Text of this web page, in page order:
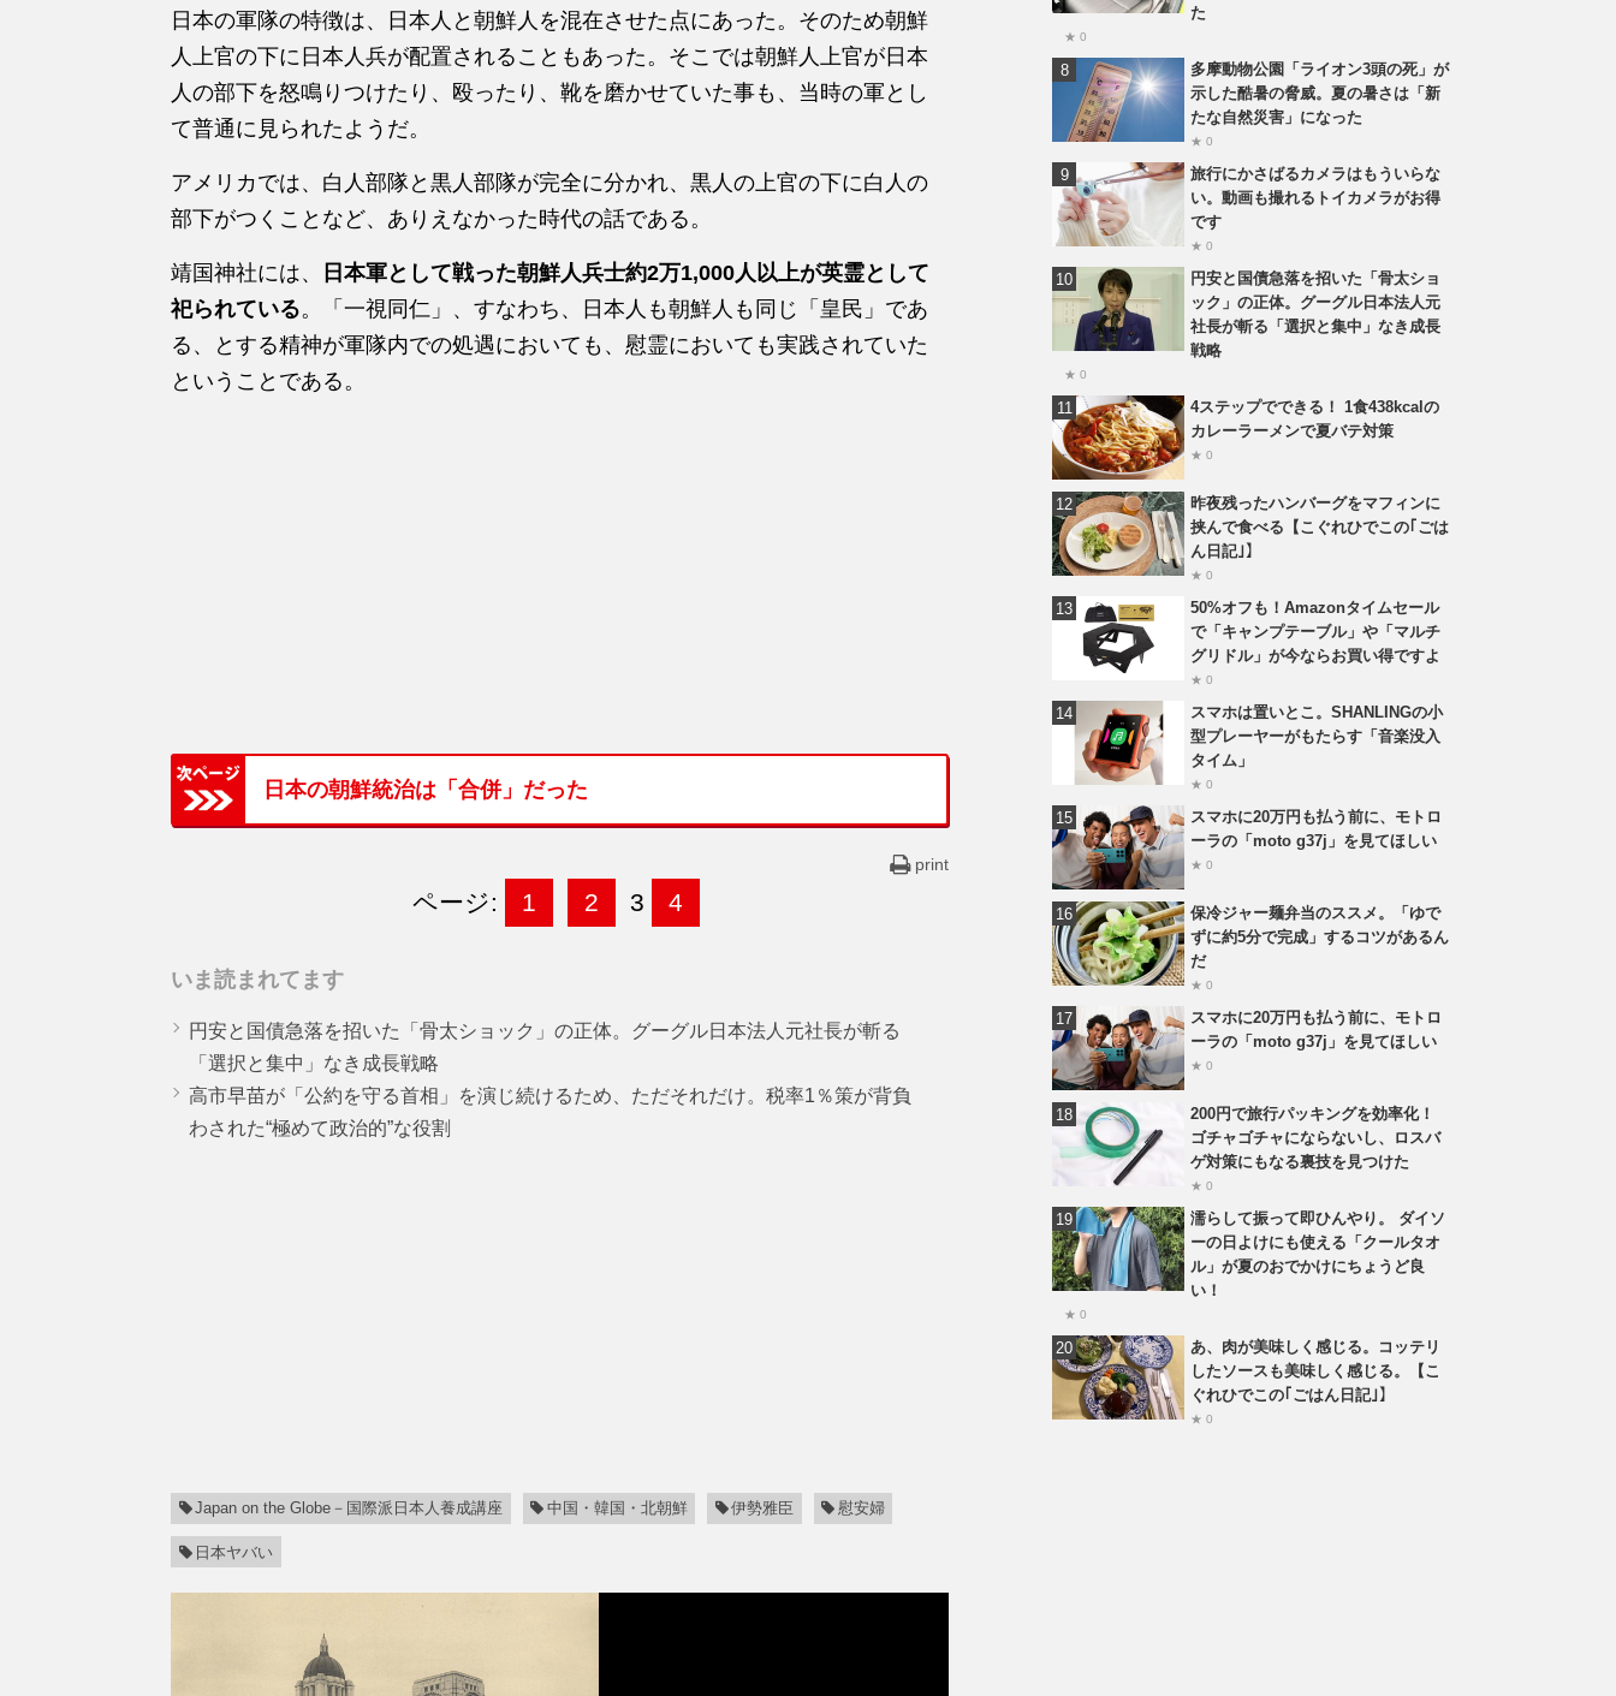
日本の軍隊の特徴は、日本人と朝鮮人を混在させた点にあった。そのため朝鮮
人上官の下に日本人兵が配置されることもあった。そこでは朝鮮人上官が日本
人の部下を怒鳴りつけたり、殴ったり、靴を磨かせていた事も、当時の軍とし
て普通に見られたようだ。
アメリカでは、白人部隊と黒人部隊が完全に分かれ、黒人の上官の下に白人の
部下がつくことなど、ありえなかった時代の話である。
靖国神社には、
日本軍として戦った朝鮮人兵士約2万1,000人以上が英霊として
祀られている。「一視同仁」、すなわち、日本人も朝鮮人も同じ「皇民」であ
る、とする精神が軍隊内での処遇においても、慰霊においても実践されていた
ということである。
日本の朝鮮統治は「合併」だった
print
ページ: 1 2 3 4
いま読まれてます
円安と国債急落を招いた「骨太ショック」の正体。グーグル日本法人元社長が斬る
「選択と集中」なき成長戦略
高市早苗が「公約を守る首相」を演じ続けるため、ただそれだけ。税率1％策が背負
わされた“極めて政治的”な役割
Japan on the Globe－国際派日本人養成講座 中国・韓国・北朝鮮 伊勢雅臣 慰安婦
日本ヤバい
た
★ 0
多摩動物公園「ライオン3頭の死」が
示した酷暑の脅威。夏の暑さは「新
たな自然災害」になった
★ 0
旅行にかさばるカメラはもういらな
い。動画も撮れるトイカメラがお得
です
★ 0
円安と国債急落を招いた「骨太ショ
ック」の正体。グーグル日本法人元
社長が斬る「選択と集中」なき成長
戦略
★ 0
4ステップでできる！ 1食438kcalの
カレーラーメンで夏バテ対策
★ 0
昨夜残ったハンバーグをマフィンに
挟んで食べる【こぐれひでこの｢ごは
ん日記｣】
★ 0
50%オフも！Amazonタイムセール
で「キャンプテーブル」や「マルチ
グリドル」が今ならお買い得ですよ
★ 0
スマホは置いとこ。SHANLINGの小
型プレーヤーがもたらす「音楽没入
タイム」
★ 0
スマホに20万円も払う前に、モトロ
ーラの「moto g37j」を見てほしい
★ 0
保冷ジャー麺弁当のススメ。「ゆで
ずに約5分で完成」するコツがあるん
だ
★ 0
スマホに20万円も払う前に、モトロ
ーラの「moto g37j」を見てほしい
★ 0
200円で旅行パッキングを効率化！
ゴチャゴチャにならないし、ロスバ
ゲ対策にもなる裏技を見つけた
★ 0
濡らして振って即ひんやり。 ダイソ
ーの日よけにも使える「クールタオ
ル」が夏のおでかけにちょうど良
い！
★ 0
あ、肉が美味しく感じる。コッテリ
したソースも美味しく感じる。【こ
ぐれひでこの｢ごはん日記｣】
★ 0